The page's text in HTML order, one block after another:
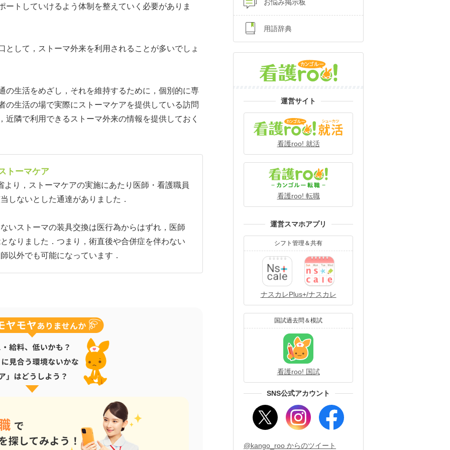
ートしていけるよう体制を整えていく必要がありま
として，ストーマ外来を利用されることが多いでしょ
の生活をめざし，それを維持するために，個別的に専
の生活の場で実際にストーマケアを提供している訪問
隣で利用できるストーマ外来の情報を提供しておく
トーマケア
り，ストーマケアの実施にあたり医師・看護職員
しないとした通達がありました．
いストーマの装具交換は医行為からはずれ，医師
なりました．つまり，術直後や合併症を伴わない
以外でも可能になっています．
お悩み掲示板
用語辞典
運営サイト
看護roo! 就活
看護roo! 転職
運営スマホアプリ
シフト管理＆共有
ナスカレPlus+/ナスカレ
国試過去問＆模試
看護roo! 国試
SNS公式アカウント
@kango_roo からのツイート